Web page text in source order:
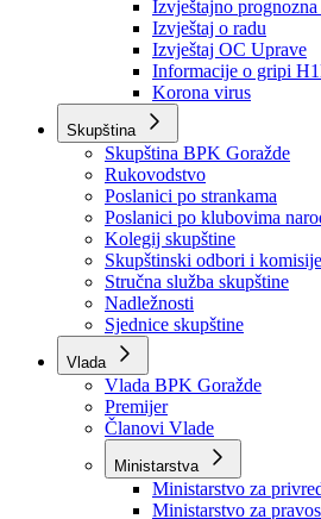
Obavještenja i izvještaji
Obavještenja Vlade
Izvještajno prognozna
Izvještaj o radu
Izvještaj OC Uprave
Informacije o gripi
Korona virus
Skupština
Skupština BPK Goražde
Rukovodstvo
Poslanici po strankama
Poslanici po klubovima
Kolegij skupštine
Skupštinski odbori i komisije
Stručna služba skupštine
Nadležnosti
Sjednice skupštine
Vlada
Vlada BPK Goražde
Premijer
Članovi Vlade